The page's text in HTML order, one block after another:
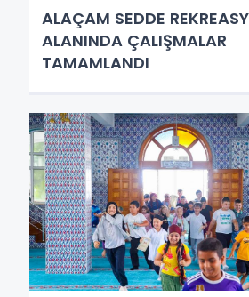
ALAÇAM SEDDE
ALANINDA ÇALIŞMALAR
TAMAMLANDI